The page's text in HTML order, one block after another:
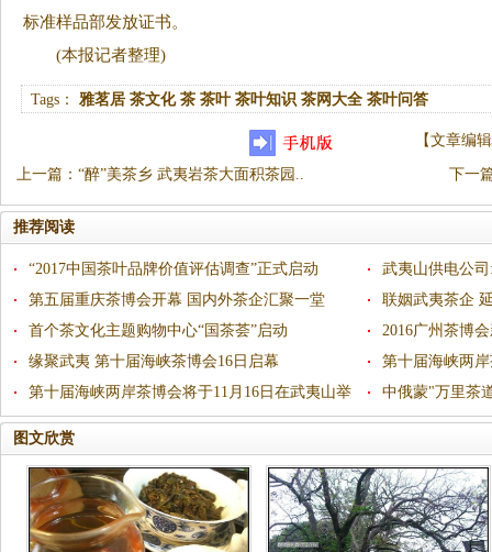
标准样品部发放证书。
(本报记者整理)
Tags：雅茗居 茶文化 茶 茶叶 茶叶知识 茶网大全 茶叶问答
【文章编辑
上一篇 ： “醉”美茶乡 武夷岩茶大面积茶园.. 下一
推荐阅读
“2017中国茶叶品牌价值评估调查”正式启动
武夷山供电公
第五届重庆茶博会开幕 国内外茶企汇聚一堂
联姻武夷茶企
夷山
首个茶文化主题购物中心“国茶荟”启动
2016广州茶博
行
缘聚武夷 第十届海峡茶博会16日启幕
第十届海峡两
撼武夷
第十届海峡两岸茶博会将于11月16日在武夷山举
行
中俄蒙"万里茶
图文欣赏